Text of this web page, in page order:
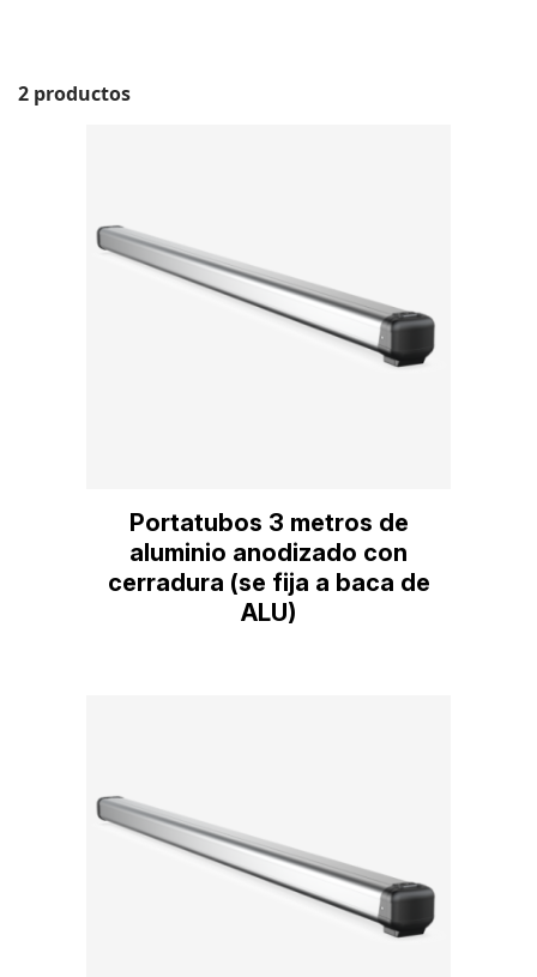
2 productos
Portatubos 3 metros de
aluminio anodizado con
cerradura (se fija a baca de
ALU)